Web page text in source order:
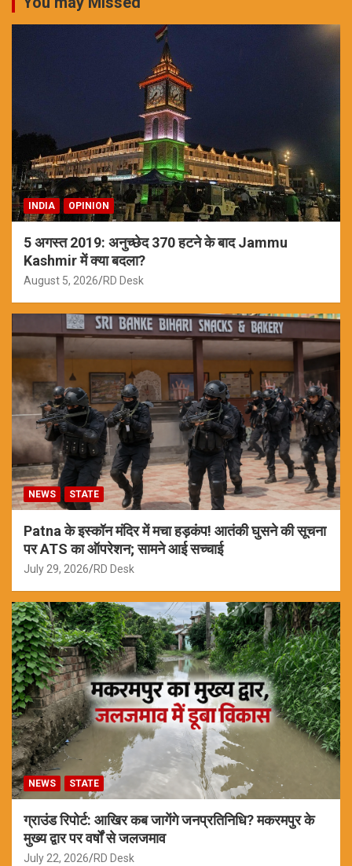
INDIA OPINION
5 अगस्त 2019: अनुच्छेद 370 हटने के बाद Jammu
Kashmir में क्या बदला?
August 5, 2026 RD Desk
NEWS STATE
Patna के इस्कॉन मंदिर में मचा हड़कंप! आतंकी घुसने की सूचना
पर ATS का ऑपरेशन; सामने आई सच्चाई
July 29, 2026 RD Desk
NEWS STATE
ग्राउंड रिपोर्ट: आखिर कब जागेंगे जनप्रतिनिधि? मकरमपुर के
मुख्य द्वार पर वर्षों से जलजमाव
July 22, 2026 RD Desk